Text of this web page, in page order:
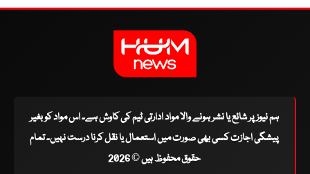
ہم نیوز پر شائع یا نشر ہونے والا مواد ادارتی ٹیم کی کاوش ہے۔ اس مواد کو بغیر
پیشگی اجازت کسی بھی صورت میں استعمال یا نقل کرنا درست نہیں۔ تمام
حقوق محفوظ ہیں © 2026